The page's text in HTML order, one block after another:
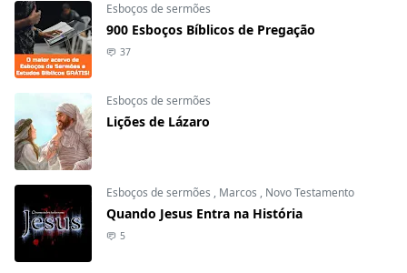
Esboços de sermões
900 Esboços Bíblicos de Pregação
37
Esboços de sermões
Lições de Lázaro
Esboços de sermões , Marcos , Novo Testamento
Quando Jesus Entra na História
5